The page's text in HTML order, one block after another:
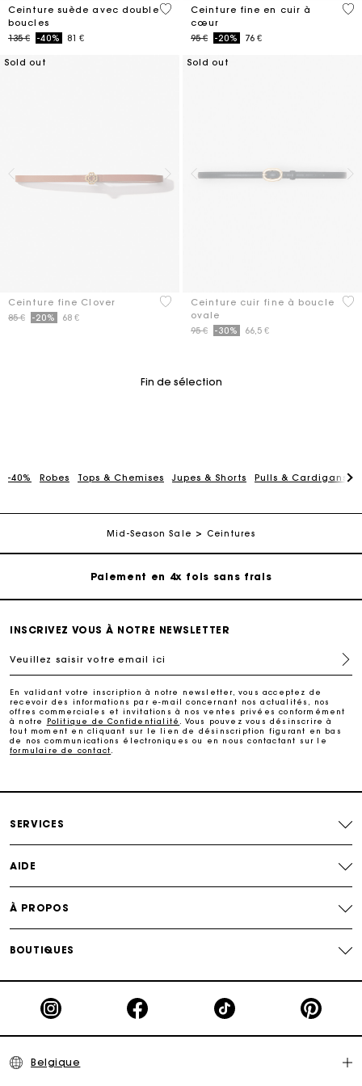
Ceinture suède avec double
boucles
Price reduced from
135 €to-40% 81 €
5 out of 5 Customer Rating
Ceinture fine en cuir à
cœur
Price reduced from
95 €to-20% 76 €
5
Sold out
Ceinture fine Clover
Price reduced from
85 €to-20% 68 €
5 out of 5 Customer Rating
Sold out
Ceinture cuir fine à boucle
ovale
Price reduced from
95 €to-30% 66,5 €
3,4
Fin de sélection
-40% Robes Tops & Chemises Jupes & Shorts Pulls & Cardigans
Mid-Season Sale Ceintures
Carte Cadeau Maje : la meilleure façon d'offrir le
Livraison à domicile offerte sous 2 à 3 jours ouvrés.
Paiement en 4x fois sans frais
Echanges & Retours offerts
Carte Cadeau Maje : la meilleure façon d'offrir le
cadeau parfait
Livraison à domicile offerte sous 2 à 3 jours ouvrés.
Echanges & Retours offerts
Carte Cadeau Maje : la meilleure façon d'offrir le
INSCRIVEZ VOUS À NOTRE NEWSLETTER
Veuillez saisir votre email ici
En validant votre inscription à notre newsletter, vous acceptez de
recevoir des informations par e-mail concernant nos actualités, nos
offres commerciales et invitations à nos ventes privées conformément
à notre
Politique de Confidentialité . Vous pouvez vous désinscrire à
tout moment en cliquant sur le lien de désinscription figurant en bas
de nos communications électroniques ou en nous contactant sur le
formulaire de contact.
SERVICES
AIDE
À PROPOS
BOUTIQUES
Belgique